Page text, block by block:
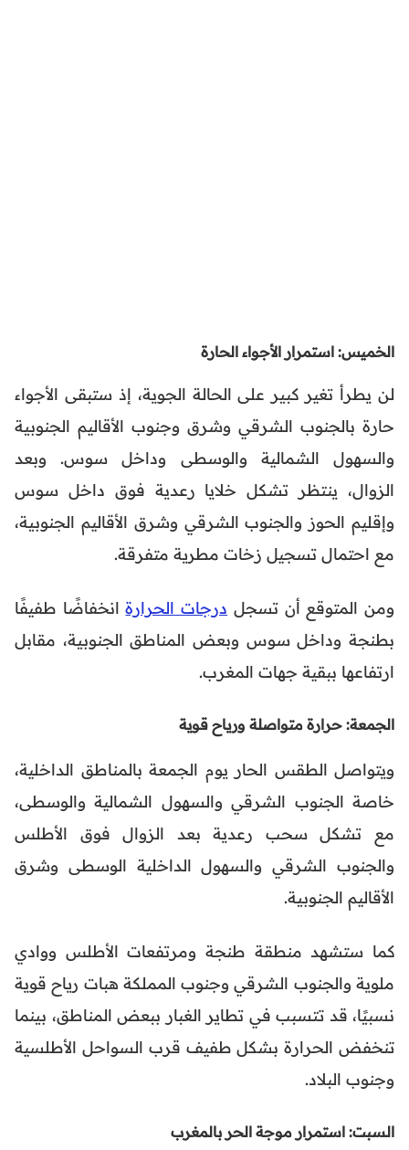
الخميس: استمرار الأجواء الحارة
لن يطرأ تغير كبير على الحالة الجوية، إذ ستبقى الأجواء
حارة بالجنوب الشرقي وشرق وجنوب الأقاليم الجنوبية
والسهول الشمالية والوسطى وداخل سوس. وبعد
الزوال، ينتظر تشكل خلايا رعدية فوق داخل سوس
وإقليم الحوز والجنوب الشرقي وشرق الأقاليم الجنوبية،
مع احتمال تسجيل زخات مطرية متفرقة.
ومن المتوقع أن تسجل درجات الحرارةانخفاضًا طفيفًا
بطنجة وداخل سوس وبعض المناطق الجنوبية، مقابل
ارتفاعها ببقية جهات المغرب.
الجمعة: حرارة متواصلة ورياح قوية
ويتواصل الطقس الحار يوم الجمعة بالمناطق الداخلية،
خاصة الجنوب الشرقي والسهول الشمالية والوسطى،
مع تشكل سحب رعدية بعد الزوال فوق الأطلس
والجنوب الشرقي والسهول الداخلية الوسطى وشرق
الأقاليم الجنوبية.
كما ستشهد منطقة طنجة ومرتفعات الأطلس ووادي
ملوية والجنوب الشرقي وجنوب المملكة هبات رياح قوية
نسبيًا، قد تتسبب في تطاير الغبار ببعض المناطق، بينما
تنخفض الحرارة بشكل طفيف قرب السواحل الأطلسية
وجنوب البلاد.
السبت: استمرار موجة الحر بالمغرب